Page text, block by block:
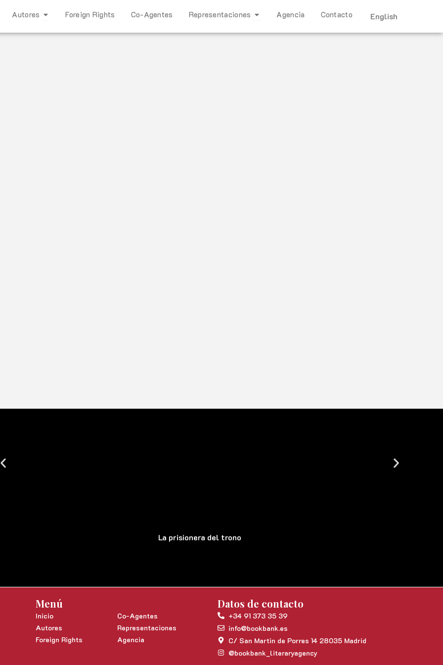
Autores Open Autores
Foreign Rights Co-Agentes Representaciones Open Representaciones
Agencia Contacto English
La prisionera del trono
Menú
Inicio
Autores
Foreign Rights
Co-Agentes
Representaciones
Agencia
Datos de contacto
+34 91 373 35 39
info@bookbank.es
C/ San Martin de Porres 14 28035 Madrid
@bookbank_literaryagency